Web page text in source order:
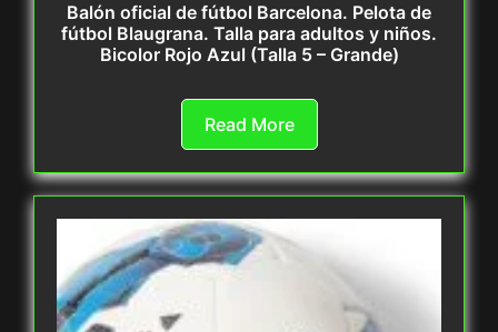
Balón oficial de fútbol Barcelona. Pelota de
fútbol Blaugrana. Talla para adultos y niños.
Bicolor Rojo Azul (Talla 5 – Grande)
Read More